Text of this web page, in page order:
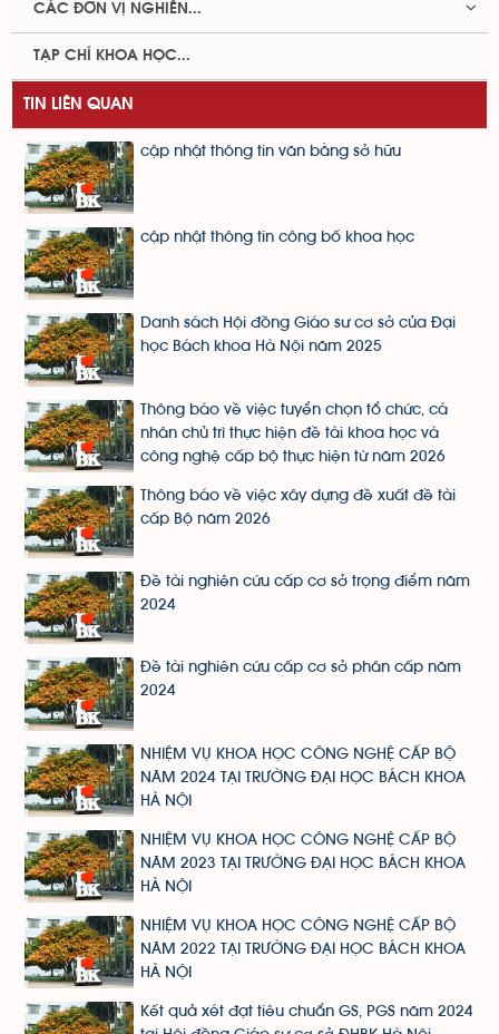
CÁC ĐƠN VỊ NGHIÊN...
TẠP CHÍ KHOA HỌC...
TIN LIÊN QUAN
cập nhật thông tin văn bằng sở hữu
cập nhật thông tin công bố khoa học
Danh sách Hội đồng Giáo sư cơ sở của Đại
học Bách khoa Hà Nội năm 2025
Thông báo về việc tuyển chọn tổ chức, cá
nhân chủ trì thực hiện đề tài khoa học và
công nghệ cấp bộ thực hiện từ năm 2026
Thông báo về việc xây dựng đề xuất đề tài
cấp Bộ năm 2026
Đề tài nghiên cứu cấp cơ sở trọng điểm năm
2024
Đề tài nghiên cứu cấp cơ sở phân cấp năm
2024
NHIỆM VỤ KHOA HỌC CÔNG NGHỆ CẤP BỘ
NĂM 2024 TẠI TRƯỜNG ĐẠI HỌC BÁCH KHOA
HÀ NỘI
NHIỆM VỤ KHOA HỌC CÔNG NGHỆ CẤP BỘ
NĂM 2023 TẠI TRƯỜNG ĐẠI HỌC BÁCH KHOA
HÀ NỘI
NHIỆM VỤ KHOA HỌC CÔNG NGHỆ CẤP BỘ
NĂM 2022 TẠI TRƯỜNG ĐẠI HỌC BÁCH KHOA
HÀ NỘI
Kết quả xét đạt tiêu chuẩn GS, PGS năm 2024